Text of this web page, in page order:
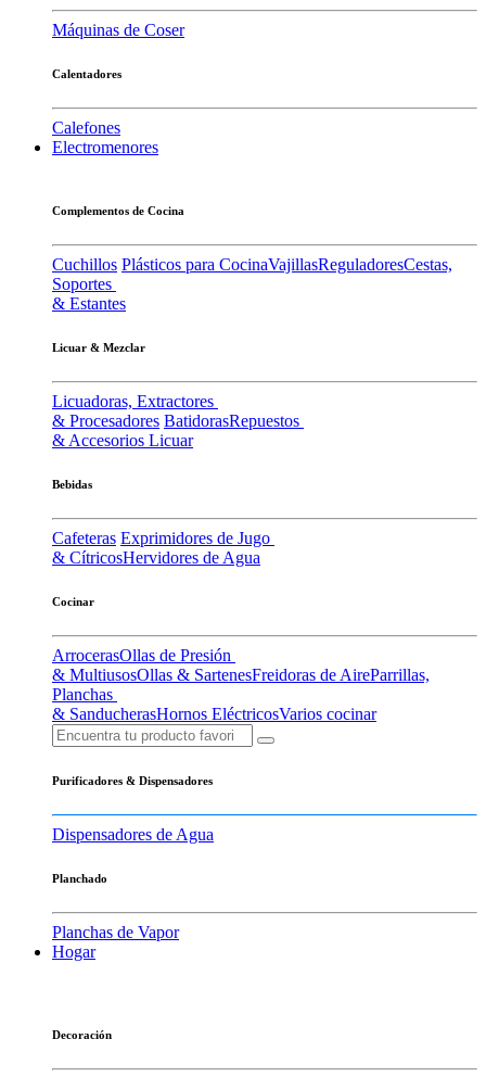
Máquinas de Coser
Calentadores
Calefones
Electromenores
Complementos de Cocina
Cuchillos Plásticos para CocinaVajillasReguladoresCestas,
Soportes
& Estantes
Licuar & Mezclar
Licuadoras, Extractores
& Procesadores BatidorasRepuestos
& Accesorios Licuar
Bebidas
Cafeteras Exprimidores de Jugo
& CítricosHervidores de Agua
Cocinar
ArrocerasOllas de Presión
& MultiusosOllas & SartenesFreidoras de AireParrillas,
Planchas
& SanducherasHornos EléctricosVarios cocinar
Purificadores & Dispensadores
Dispensadores de Agua
Planchado
Planchas de Vapor
Hogar
Decoración